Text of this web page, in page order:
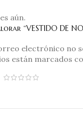
aún.
“VESTIDO DE
electrónico no
están marcados